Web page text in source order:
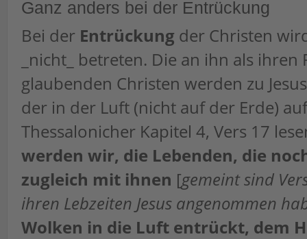
Ganz anders bei der Entrückung
Bei der Entrückung der Christen
_nicht_ betreten. Die an ihn als ihren
glaubenden Christen werden zu
der in der Luft (nicht auf der Erde)
Thessalonicher Kapitel 4, Vers 17
werden wir, die Lebenden, die
zugleich mit ihnen [gemeint sind
ihren Lebzeiten Jesus angenommen
Wolken in die Luft entrückt, dem